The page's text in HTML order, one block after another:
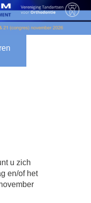
Tarieven en accreditatie
u zich
en/of het